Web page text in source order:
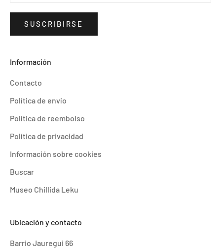
SUSCRIBIRSE
Información
Contacto
Política de envío
Política de reembolso
Política de privacidad
Información sobre cookies
Buscar
Museo Chillida Leku
Ubicación y contacto
Barrio Jauregui 66